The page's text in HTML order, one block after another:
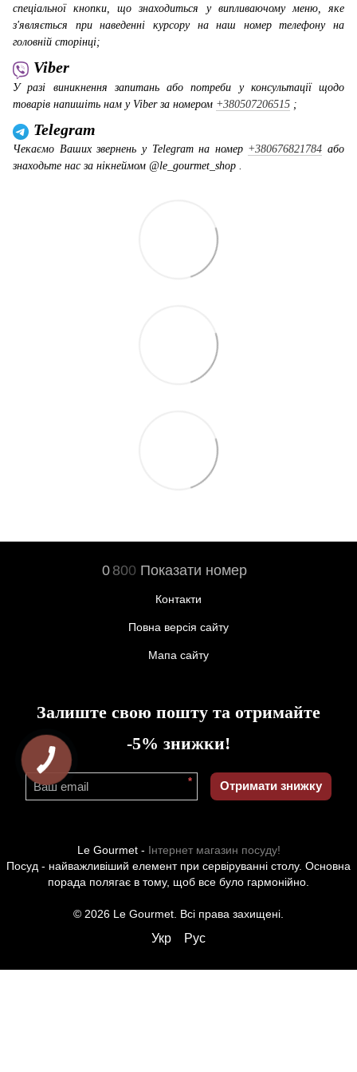
спеціальної кнопки, що знаходиться у випливаючому меню, яке
з'являється при наведенні курсору на наш номер телефону на
головній сторінці;
Viber
У разі виникнення запитань або потреби у консультації щодо
товарів напишіть нам у Viber за номером +380507206515 ;
Telegram
Чекаємо Ваших звернень у Telegram на номер +380676821784 або
знаходьте нас за нікнеймом @le_gourmet_shop .
0 800 Показати номер
Контакти
Повна версія сайту
Мапа сайту
Залиште свою пошту та отримайте
-5% знижки!
* Отримати знижку
Le Gourmet - Інтернет магазин посуду!
Посуд - найважливіший елемент при сервіруванні столу. Основна
порада полягає в тому, щоб все було гармонійно.
© 2026 Le Gourmet. Всі права захищені.
Укр Рус